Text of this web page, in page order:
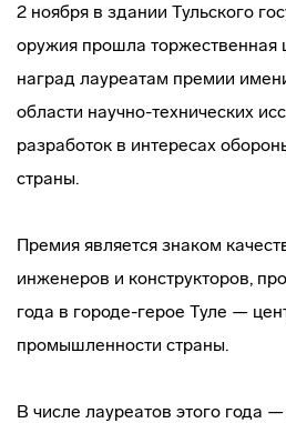
2 ноября в здании Тульского
оружия прошла торжественная
наград лауреатам премии
области научно-технических
разработок в интересах
страны.
Премия является знаком
инженеров и конструкторов,
года в городе-герое Туле —
промышленности страны.
В числе лауреатов этого года